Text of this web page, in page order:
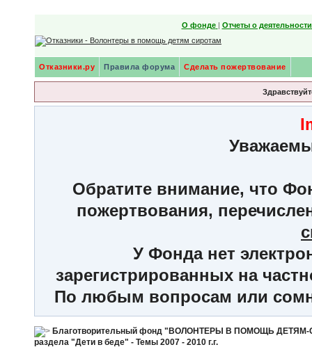
О фонде | Отчеты о
Отказники.ру Правила форума Сделать пожертвование
Обратите внимание, что
пожертвования,
У Фонда нет
зарегистрированных на
По любым вопросам или
Благотворительный фонд "ВОЛОНТЕРЫ В ПОМОЩЬ
раздела "Дети в беде" - Темы 2007 - 2010 г.г.